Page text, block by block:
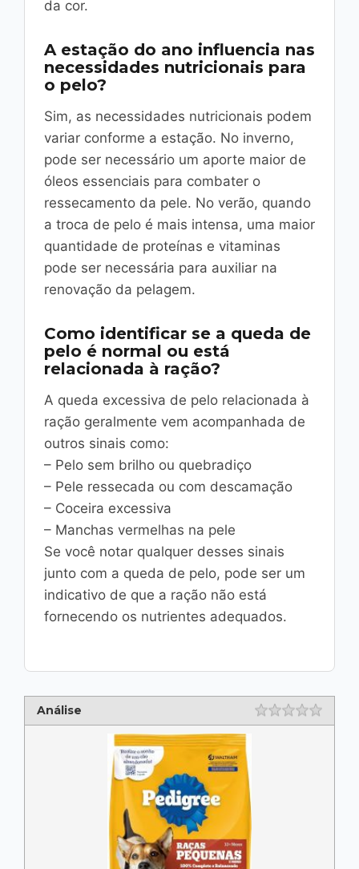
da cor.
A estação do ano influencia nas
necessidades nutricionais para
o pelo?
Sim, as necessidades nutricionais podem
variar conforme a estação. No inverno,
pode ser necessário um aporte maior de
óleos essenciais para combater o
ressecamento da pele. No verão, quando
a troca de pelo é mais intensa, uma maior
quantidade de proteínas e vitaminas
pode ser necessária para auxiliar na
renovação da pelagem.
Como identificar se a queda de
pelo é normal ou está
relacionada à ração?
A queda excessiva de pelo relacionada à
ração geralmente vem acompanhada de
outros sinais como:
– Pelo sem brilho ou quebradiço
– Pele ressecada ou com descamação
– Coceira excessiva
– Manchas vermelhas na pele
Se você notar qualquer desses sinais
junto com a queda de pelo, pode ser um
indicativo de que a ração não está
fornecendo os nutrientes adequados.
Análise